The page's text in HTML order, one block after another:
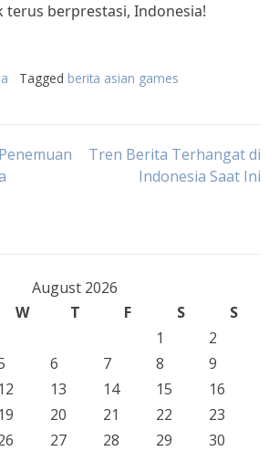
terus berprestasi, Indonesia!
Tagged berita asian games
Tren Berita Terhangat di
Indonesia Saat Ini
August 2026
W T F S
S
1
2
6 7 8
9
12 13 14 15
16
19 20 21 22
23
27 28 29
30